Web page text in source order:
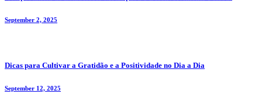
September 2, 2025
Dicas para Cultivar a Gratidão e a Positividade no Dia a Dia
September 12, 2025